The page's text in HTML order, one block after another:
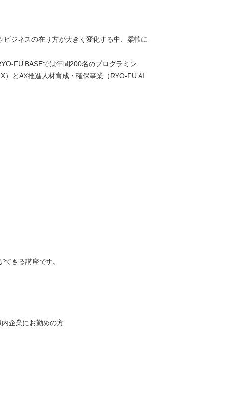
ジネスの在り方が大きく変化する中、柔軟に
FU BASEでは年間200名のプログラミン
）とAX推進人材育成・確保事業（RYO-FU AI
きる講座です。
企業にお勤めの方